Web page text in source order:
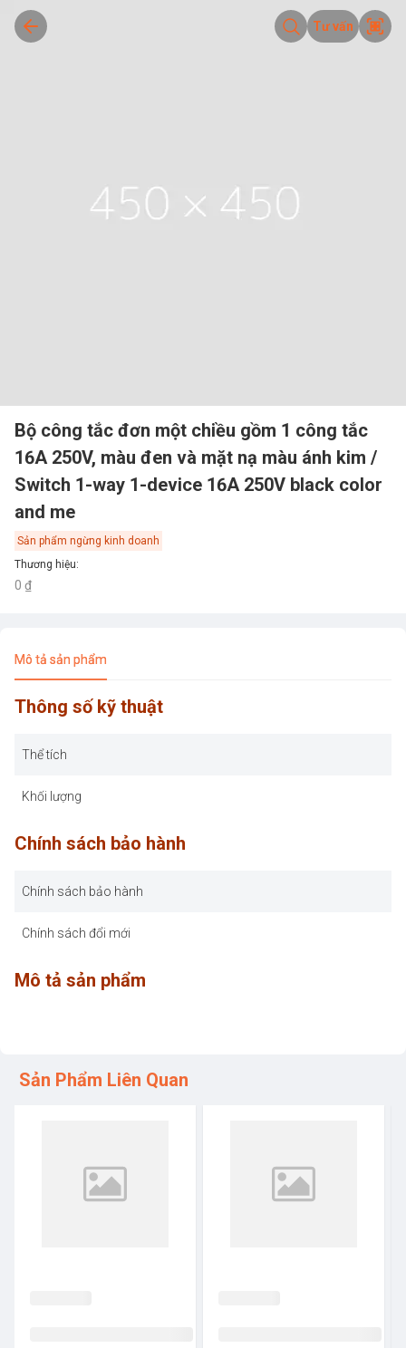
Tư vấn
Bộ công tắc đơn một chiều gồm 1 công tắc
16A 250V, màu đen và mặt nạ màu ánh kim /
Switch 1-way 1-device 16A 250V black color
and me
Sản phẩm ngừng kinh doanh
Thương hiệu:
0 ₫
Mô tả sản phẩm
Thông số kỹ thuật
Thể tích
Khối lượng
Chính sách bảo hành
Chính sách bảo hành
Chính sách đổi mới
Mô tả sản phẩm
Sản Phẩm Liên Quan